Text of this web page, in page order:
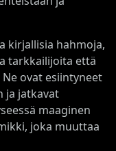
kirjallisia hahmoja,
tarkkailijoita että
ovat esiintyneet
ja jatkavat
maaginen
joka muuttaa